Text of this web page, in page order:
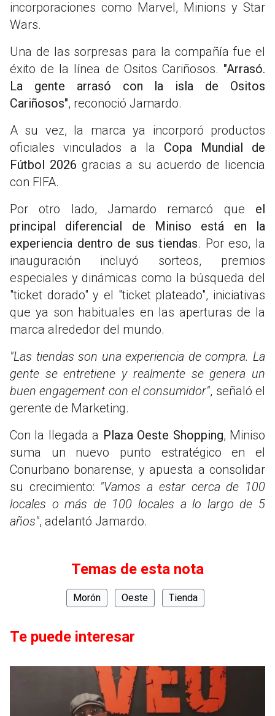
incorporaciones como Marvel, Minions y Star
Wars.
Una de las sorpresas para la compañía fue el
éxito de la línea de Ositos Cariñosos. "Arrasó.
La gente arrasó con la isla de Ositos
Cariñosos", reconoció Jamardo.
A su vez, la marca ya incorporó productos
oficiales vinculados a la Copa Mundial de
Fútbol 2026 gracias a su acuerdo de licencia
con FIFA.
Por otro lado, Jamardo remarcó que el
principal diferencial de Miniso está en la
experiencia dentro de sus tiendas. Por eso, la
inauguración incluyó sorteos, premios
especiales y dinámicas como la búsqueda del
"ticket dorado" y el "ticket plateado", iniciativas
que ya son habituales en las aperturas de la
marca alrededor del mundo.
"Las tiendas son una experiencia de compra. La
gente se entretiene y realmente se genera un
buen engagement con el consumidor", señaló el
gerente de Marketing.
Con la llegada a Plaza Oeste Shopping, Miniso
suma un nuevo punto estratégico en el
Conurbano bonarense, y apuesta a consolidar
su crecimiento: "Vamos a estar cerca de 100
locales o más de 100 locales a lo largo de 5
años", adelantó Jamardo.
Temas de esta nota
Morón Oeste Tienda
Te puede interesar